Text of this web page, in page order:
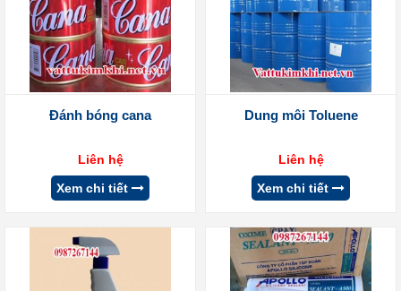
Đánh bóng cana
Liên hệ
Xem chi tiết
Dung môi Toluene
Liên hệ
Xem chi tiết